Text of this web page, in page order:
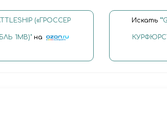
(«ГРОССЕР
1МВ)" на
Искать